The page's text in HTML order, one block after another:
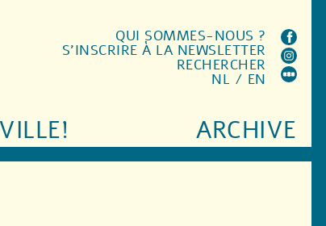
ARCHIVE
QUI SOMMES-NOUS ?
S'INSCRIRE À LA NEWSLETTER
RECHERCHER
NL / EN